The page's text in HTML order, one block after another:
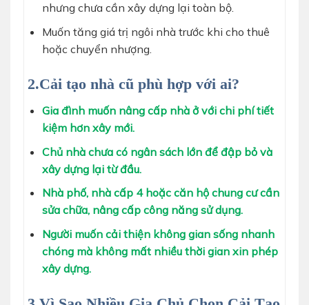
nhưng chưa cần xây dựng lại toàn bộ.
Muốn tăng giá trị ngôi nhà trước khi cho thuê
hoặc chuyển nhượng.
2.Cải tạo nhà cũ phù hợp với ai?
Gia đình muốn nâng cấp nhà ở với chi phí tiết
kiệm hơn xây mới.
Chủ nhà chưa có ngân sách lớn để đập bỏ và
xây dựng lại từ đầu.
Nhà phố, nhà cấp 4 hoặc căn hộ chung cư cần
sửa chữa, nâng cấp công năng sử dụng.
Người muốn cải thiện không gian sống nhanh
chóng mà không mất nhiều thời gian xin phép
xây dựng.